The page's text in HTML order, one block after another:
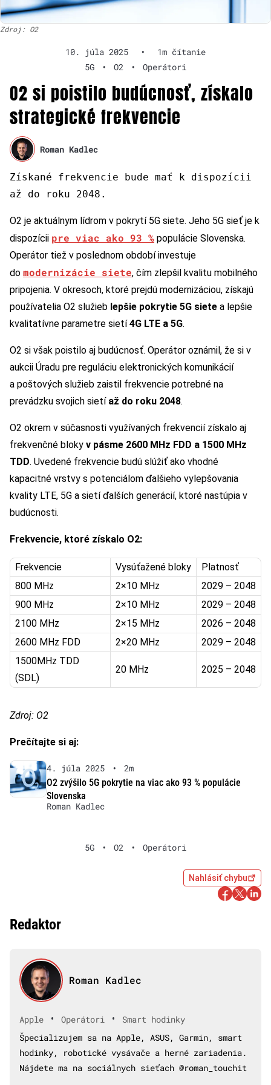
Zdroj: O2
10. júla 2025 •
1m čítanie
5G
• O2 • Operátori
O2 si poistilo budúcnosť, získalo
strategické frekvencie
Roman Kadlec
Získané frekvencie bude mať k dispozícii
až do roku 2048.
O2 je aktuálnym lídrom v pokrytí 5G siete. Jeho 5G sieť je k
dispozícii pre viac ako 93 % populácie Slovenska.
Operátor tiež v poslednom období investuje
do modernizácie siete, čím zlepšil kvalitu mobilného
pripojenia. V okresoch, ktoré prejdú modernizáciou, získajú
používatelia O2 služieb lepšie pokrytie 5G siete a lepšie
kvalitatívne parametre sietí4G LTE a 5G.
O2 si však poistilo aj budúcnosť. Operátor oznámil, že si v
aukcii Úradu pre reguláciu elektronických komunikácií
a poštových služieb zaistil frekvencie potrebné na
prevádzku svojich sietí až do roku 2048.
O2 okrem v súčasnosti využívaných frekvencií získalo aj
frekvenčné bloky v pásme 2600 MHz FDD a 1500 MHz
TDD. Uvedené frekvencie budú slúžiť ako vhodné
kapacitné vrstvy s potenciálom ďalšieho vylepšovania
kvality LTE, 5G a sietí ďalších generácií, ktoré nastúpia v
budúcnosti.
Frekvencie, ktoré získalo O2:
Frekvencie Vysúťažené bloky
Platnosť
800 MHz
2×10 MHz
2029 – 2048
900 MHz
2×10 MHz
2029 – 2048
2100 MHz
2×15 MHz
2026 – 2048
2600 MHz FDD
2×20 MHz
2029 – 2048
1500MHz TDD
(SDL)
20 MHz 2025 – 2048
Zdroj: O2
Prečítajte si aj:
4. júla 2025 •
2m
O2 zvýšilo 5G pokrytie na viac ako 93 % populácie
Slovenska
Roman Kadlec
5G • O2 • Operátori
Nahlásiť chybu
Redaktor
Roman Kadlec
Apple • Operátori •
Smart hodinky
Špecializujem sa na Apple, ASUS, Garmin, smart
hodinky, robotické vysávače a herné zariadenia.
Nájdete ma na sociálnych sieťach @roman_touchit